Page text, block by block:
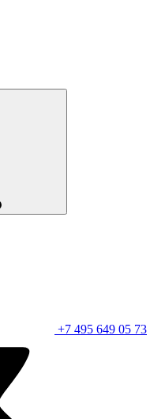
+7 495 649 05 73